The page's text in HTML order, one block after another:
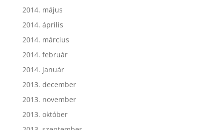
2014. május
2014. április
2014. március
2014. február
2014. január
2013. december
2013. november
2013. október